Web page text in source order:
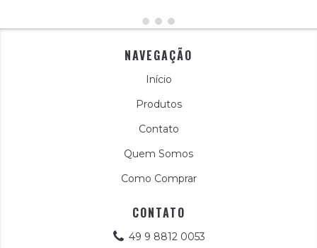
NAVEGAÇÃO
Início
Produtos
Contato
Quem Somos
Como Comprar
CONTATO
49 9 8812 0053